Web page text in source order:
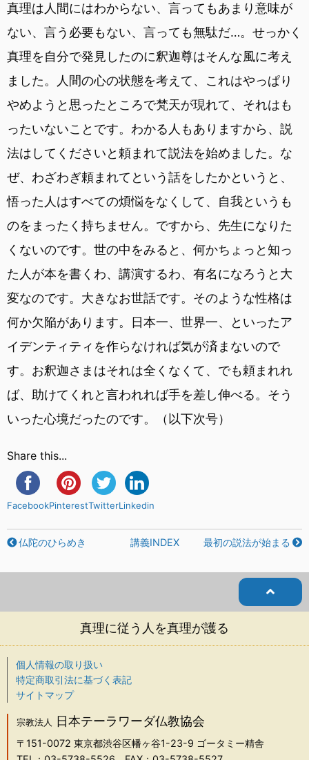
真理は人間にはわからない、言ってもあまり意味が
ない、言う必要もない、言っても無駄だ…。せっかく
真理を自分で発見したのに釈迦尊はそんな風に考え
ました。人間の心の状態を考えて、これはやっぱり
やめようと思ったところで梵天が現れて、それはも
ったいないことです。わかる人もありますから、説
法はしてくださいと頼まれて説法を始めました。な
ぜ、わざわぎ頼まれてという話をしたかというと、
悟った人はすべての煩悩をなくして、自我というも
のをまったく持ちません。ですから、先生になりた
くないのです。世の中をみると、何かちょっと知っ
た人が本を書くわ、講演するわ、有名になろうと大
変なのです。大きなお世話です。そのような性格は
何か欠陥があります。日本一、世界一、といったア
イデンティティを作らなければ気が済まないので
す。お釈迦さまはそれは全くなくて、でも頼まれれ
ば、助けてくれと言われれば手を差し伸べる。そう
いった心境だったのです。（以下次号）
Share this...
FacebookPinterestTwitterLinkedin
仏陀のひらめき 講義INDEX 最初の説法が始まる
真理に従う人を真理が護る
個人情報の取り扱い
特定商取引法に基づく表記
サイトマップ
宗教法人 日本テーラワーダ仏教協会
〒151-0072 東京都渋谷区幡ヶ谷1-23-9 ゴータミー精舎